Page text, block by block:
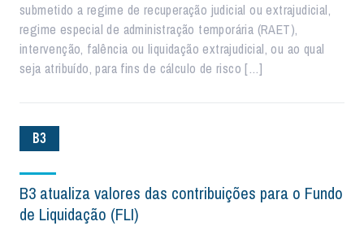
submetido a regime de recuperação judicial ou extrajudicial,
regime especial de administração temporária (RAET),
intervenção, falência ou liquidação extrajudicial, ou ao qual
seja atribuído, para fins de cálculo de risco […]
B3
B3 atualiza valores das contribuições para o Fundo
de Liquidação (FLI)